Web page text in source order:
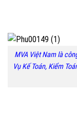
MVA Việt Nam là
Vụ Kế Toán, Kiểm